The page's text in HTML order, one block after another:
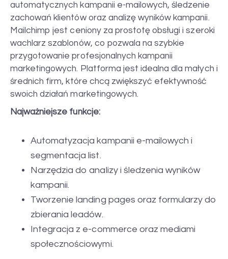
automatycznych kampanii e-mailowych, śledzenie
zachowań klientów oraz analizę wyników kampanii.
Mailchimp jest ceniony za prostotę obsługi i szeroki
wachlarz szablonów, co pozwala na szybkie
przygotowanie profesjonalnych kampanii
marketingowych. Platforma jest idealna dla małych i
średnich firm, które chcą zwiększyć efektywność
swoich działań marketingowych.
Najważniejsze funkcje:
Automatyzacja kampanii e-mailowych i
segmentacja list.
Narzędzia do analizy i śledzenia wyników
kampanii.
Tworzenie landing pages oraz formularzy do
zbierania leadów.
Integracja z e-commerce oraz mediami
społecznościowymi.